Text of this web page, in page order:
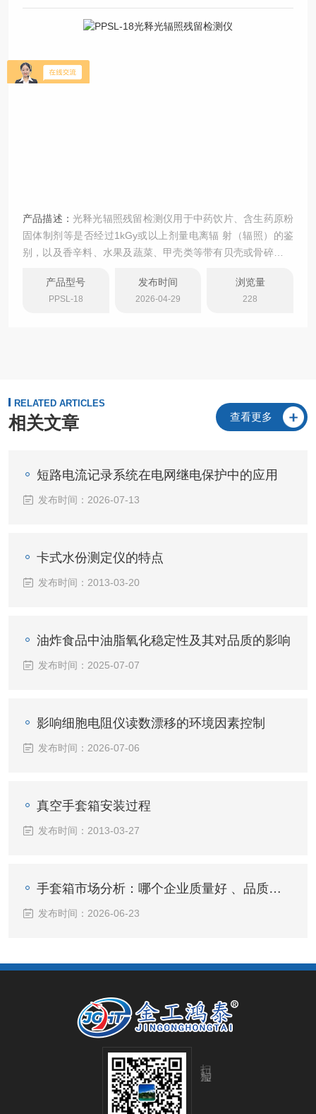
产品描述： 光释光辐照残留检测仪用于中药饮片、含生药原粉
固体制剂等是否经过1kGy或以上剂量电离辐 射（辐照）的鉴
别，以及香辛料、水果及蔬菜、甲壳类等带有贝壳或骨碎片的
合标准：2025年版药典9261《辐照中药光释光检测法指导原
则》；欧盟《EN13571：利用光激发光法检测辐照食品》
产品型号
PPSL-18
发布时间
2026-04-29
浏览量
228
RELATED ARTICLES
相关文章 查看更多
短路电流记录系统在电网继电保护中的应用
发布时间：2026-07-13
卡式水份测定仪的特点
发布时间：2013-03-20
油炸食品中油脂氧化稳定性及其对品质的影响
发布时间：2025-07-07
影响细胞电阻仪读数漂移的环境因素控制
发布时间：2026-07-06
真空手套箱安装过程
发布时间：2013-03-27
手套箱市场分析：哪个企业质量好 、品质可靠且具备生产实力？
发布时间：2026-06-23
扫码加微信